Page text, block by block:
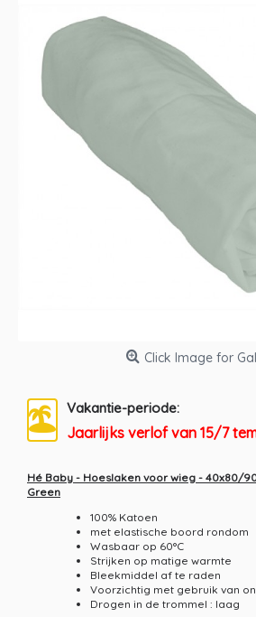
Click Image for
Vakantie-periode:
Jaarlijks verlof van 15/7
Hé Baby - Hoeslaken voor wieg - 40x80/
Green
100% Katoen
met elastische boord rondom
Wasbaar op 60°C
Strijken op matige warmte
Bleekmiddel af te raden
Voorzichtig met gebruik van
Drogen in de trommel : laag